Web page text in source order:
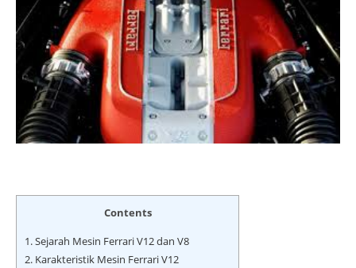
Contents
1.Sejarah Mesin Ferrari V12 dan V8
2. Karakteristik Mesin Ferrari V12